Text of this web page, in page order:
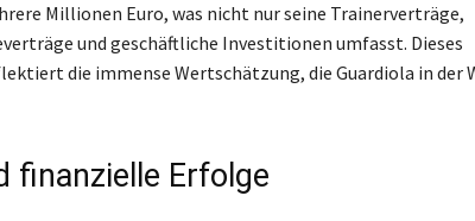
Millionen Euro, was nicht nur seine Trainerverträge,
und geschäftliche Investitionen umfasst. Dieses
die immense Wertschätzung, die Guardiola in der
finanzielle Erfolge